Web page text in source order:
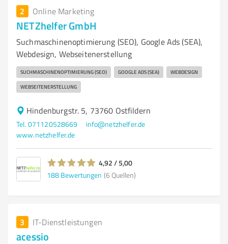
2 Online Marketing
NETZhelfer GmbH
Suchmaschinenoptimierung (SEO), Google Ads (SEA),
Webdesign, Webseitenerstellung
SUCHMASCHINENOPTIMIERUNG (SEO) GOOGLE ADS (SEA) WEBDESIGN
WEBSEITENERSTELLUNG
Hindenburgstr. 5, 73760 Ostfildern
Tel. 071120528669
info@netzhelfer.de
www.netzhelfer.de
4,92 / 5,00
188 Bewertungen (6 Quellen)
3 IT-Dienstleistungen
acessio